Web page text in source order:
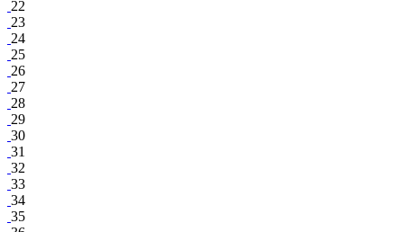
22
23
24
25
26
27
28
29
30
31
32
33
34
35